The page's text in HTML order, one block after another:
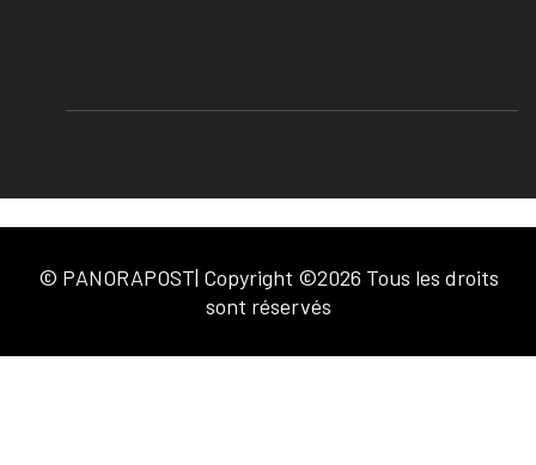
© PANORAPOST| Copyright ©2026 Tous les droits
sont réservés